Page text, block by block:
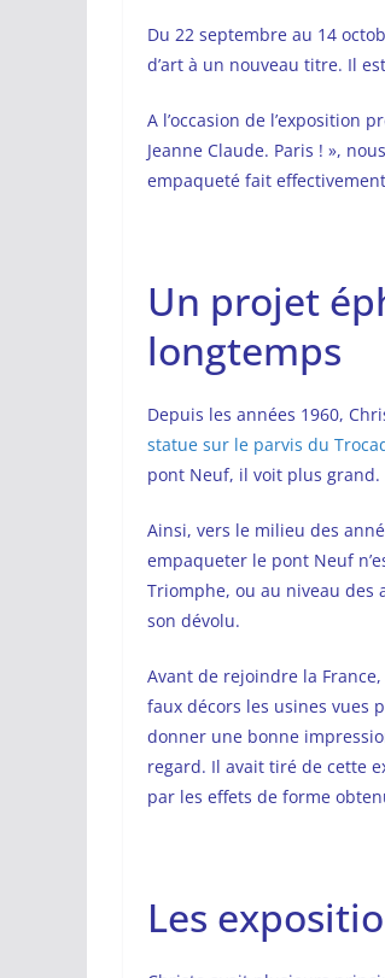
Du 22 septembre au 14
d’art à un nouveau titre. Il
A l’occasion de l’exposition
Jeanne Claude. Paris ! »,
empaqueté fait
Un projet
longtemps
Depuis les années 1960,
statue sur le parvis du
pont Neuf, il voit plus grand.
Ainsi, vers le milieu des
empaqueter le pont Neuf
Triomphe, ou au niveau des
son dévolu.
Avant de rejoindre la
faux décors les usines vues
donner une bonne
regard. Il avait tiré de cette
par les effets de forme
Les